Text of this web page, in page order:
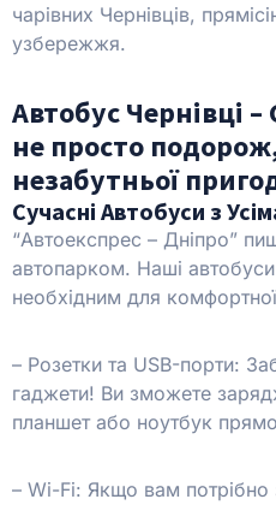
чарівних Чернівців,
узбережжя.
Автобус Чернівці
не просто
незабутньої
Сучасні Автобуси з
“Автоекспрес – Дніпро”
автопарком. Наші автобуси
необхідним для
– Розетки та USB-порти:
гаджети! Ви зможете
планшет або ноутбук
– Wi-Fi: Якщо вам потрібно